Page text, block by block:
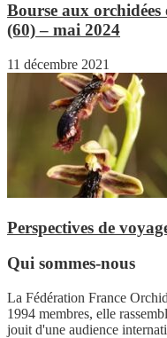
Bourse aux
(60) – mai 2024
11 décembre 2021
Perspectives de
Qui sommes-nous
La Fédération France
1994 membres, elle
jouit d'une audience